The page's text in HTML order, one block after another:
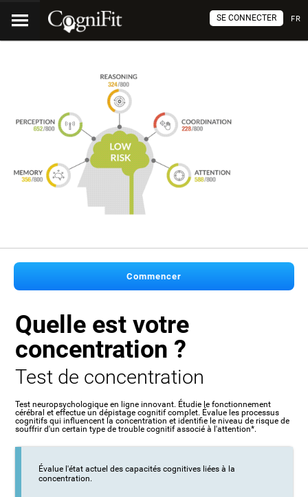
FR
SE CONNECTER
Commencer
Quelle est votre
concentration ?
Test de concentration
Test neuropsychologique en ligne innovant. Étudie le fonctionnement
cérébral et effectue un dépistage cognitif complet. Évalue les processus
cognitifs qui influencent la concentration et identifie le niveau de risque de
souffrir d'un certain type de trouble cognitif associé à l'attention*.
Évalue l'état actuel des capacités cognitives liées à la
concentration.